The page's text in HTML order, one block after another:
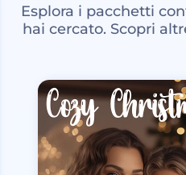
Esplora i pacchetti
hai cercato. Scopri